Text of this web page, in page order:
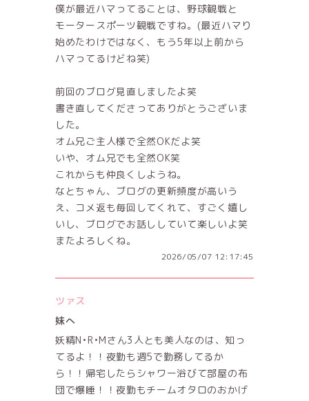
僕が最近ハマってることは、野球観戦と
モータースポーツ観戦ですね。(最近ハマり
始めたわけではなく、もう5年以上前から
ハマってるけどね笑)
前回のブログ見直しましたよ笑
書き直してくださってありがとうございま
した。
オム兄ご主人様で全然OKだよ笑
いや、オム兄でも全然OK笑
これからも仲良くしようね。
なとちゃん、ブログの更新頻度が高いう
え、コメ返も毎回してくれて、すごく嬉し
いし、ブログでお話ししていて楽しいよ笑
またよろしくね。
2026/05/07 12:17:45
ツァス
妹へ
妖精N•R•Mさん3人とも美人なのは、知っ
てるよ！！夜勤も週5で勤務してるか
ら！！帰宅したらシャワー浴びて部屋の布
団で爆睡！！夜勤もチームオタロのおかげ